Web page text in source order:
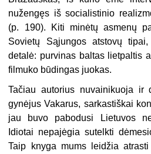
nužengęs iš socialistinio
(p. 190). Kiti minėtų asmenų
Sovietų Sąjungos atstovų
detalė: purvinas baltas lietpaltis
filmuko būdingas juokas.
Tačiau autorius nuvainikuoja ir
gynėjus Vakarus, sarkastiškai
jau buvo pabodusi Lietuvos
Idiotai nepajėgia sutelkti
Taip knyga mums leidžia